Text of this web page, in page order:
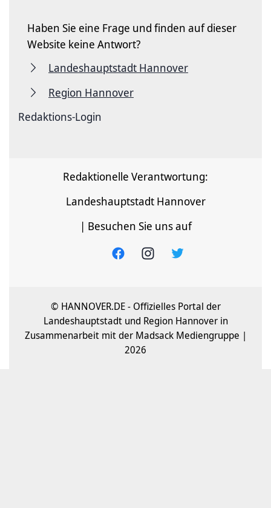
Haben Sie eine Frage und finden auf dieser
Website keine Antwort?
Landeshauptstadt Hannover
Region Hannover
Redaktions-Login
Redaktionelle Verantwortung:
Landeshauptstadt Hannover
| Besuchen Sie uns auf
© HANNOVER.DE - Offizielles Portal der
Landeshauptstadt und Region Hannover in
Zusammenarbeit mit der Madsack Mediengruppe |
2026